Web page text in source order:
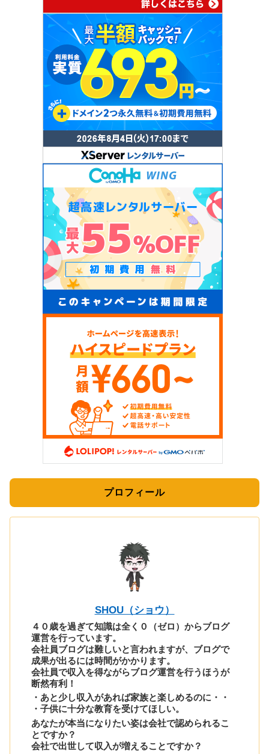
プロフィール
SHOU（ショウ）
４０歳を過ぎて知識は全く０（ゼロ）からブログ
運営を行っています。
会社員ブログは難しいと言われますが、ブログで
成果が出るには時間がかかります。
会社員で収入を得ながらブログ運営を行うほうが
断然有利！
・あと少し収入があれば家族と楽しめるのに・・
・子供に十分な教育を受けてほしい。
あなたが本当になりたい姿は会社で認められるこ
とですか？
会社で出世して収入が増えることですか？